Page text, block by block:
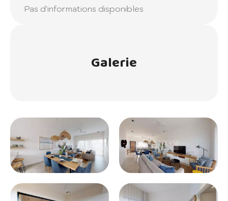
Pas d'informations disponibles
Galerie